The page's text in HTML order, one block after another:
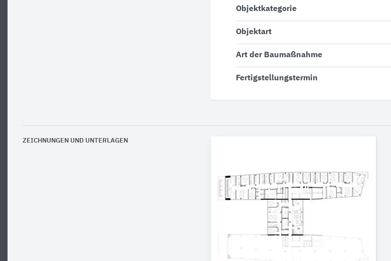
Objektkategorie
Objektart
Art der Baumaßnahme
Fertigstellungstermin
ZEICHNUNGEN UND UNTERLAGEN